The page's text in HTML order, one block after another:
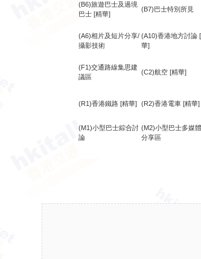
(B6)旅遊巴士及過境
巴士 [精華]
(B7)巴士特別所見
(A6)相片及短片分享/
攝影技術
(A10)香港地方討論
華]
(F1)交通路線集思建
議區
(C2)航空 [精華]
(R1)香港鐵路 [精華] (R2)香港電車 [精華]
(M1)小型巴士綜合討
論
(M2)小型巴士多媒體
分享區